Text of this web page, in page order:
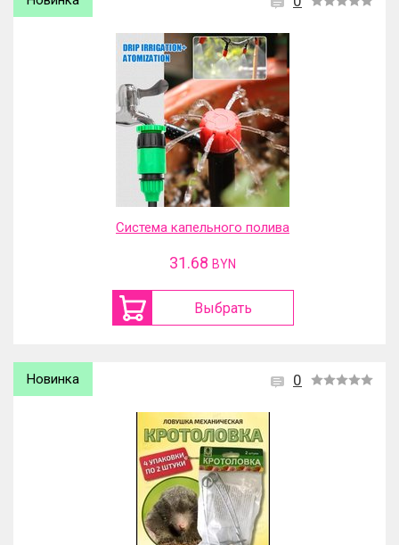
Система капельного полива
31.68 BYN
Выбрать
0
Новинка